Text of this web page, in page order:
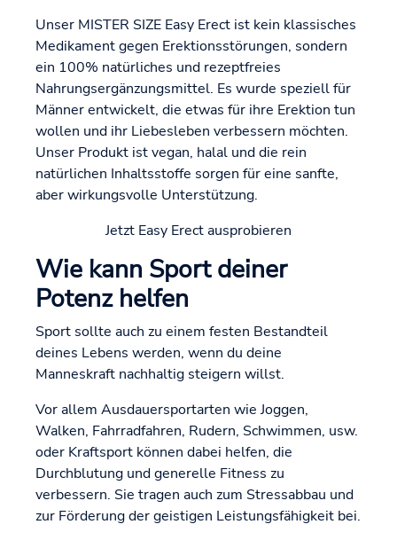
Unser MISTER SIZE Easy Erect ist kein klassisches
Medikament gegen Erektionsstörungen, sondern
ein 100% natürliches und rezeptfreies
Nahrungsergänzungsmittel. Es wurde speziell für
Männer entwickelt, die etwas für ihre Erektion tun
wollen und ihr Liebesleben verbessern möchten.
Unser Produkt ist vegan, halal und die rein
natürlichen Inhaltsstoffe sorgen für eine sanfte,
aber wirkungsvolle Unterstützung.
Jetzt Easy Erect ausprobieren
Wie kann Sport deiner
Potenz helfen
Sport sollte auch zu einem festen Bestandteil
deines Lebens werden, wenn du deine
Manneskraft nachhaltig steigern willst.
Vor allem Ausdauersportarten wie Joggen,
Walken, Fahrradfahren, Rudern, Schwimmen, usw.
oder Kraftsport können dabei helfen, die
Durchblutung und generelle Fitness zu
verbessern. Sie tragen auch zum Stressabbau und
zur Förderung der geistigen Leistungsfähigkeit bei.